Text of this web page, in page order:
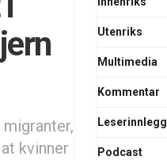
kvinner
Utenriks
Multimedia
Kommentar
Leserinnlegg
Podcast